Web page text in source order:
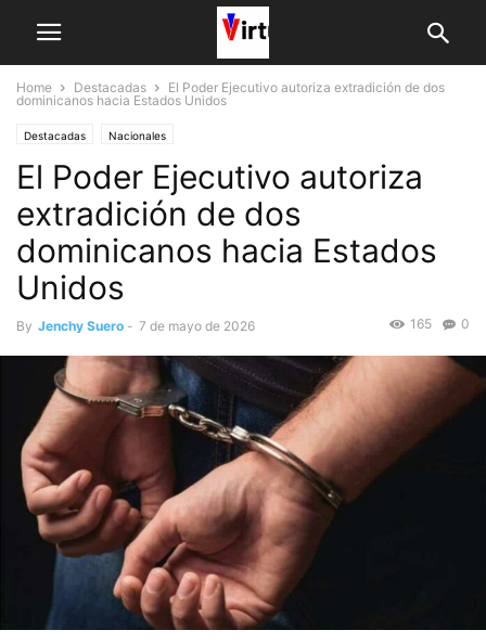
Home Destacadas
El Poder Ejecutivo autoriza extradición de dos
dominicanos hacia Estados Unidos
Destacadas Nacionales
El Poder Ejecutivo autoriza
extradición de dos
dominicanos hacia Estados
Unidos
By Jenchy Suero - 7 de mayo de 2026 0
165